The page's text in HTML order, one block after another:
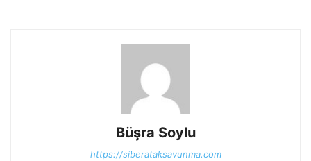
Büşra Soylu
https://siberataksavunma.com